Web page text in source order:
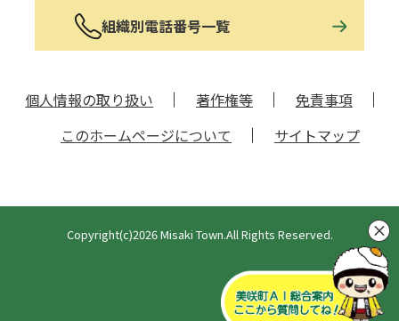
組織別電話番号一覧
個人情報の取り扱い 著作権等
免責事項
このホームページについて
サイトマップ
Copyright(c)2026 Misaki Town.All Rights Reserved.